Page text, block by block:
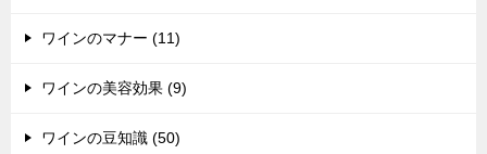
ワインのマナー (11)
ワインの美容効果 (9)
ワインの豆知識 (50)